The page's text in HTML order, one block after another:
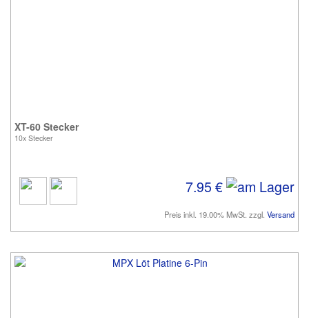
XT-60 Stecker
10x Stecker
7.95 €
Preis inkl. 19.00% MwSt. zzgl. Versand